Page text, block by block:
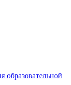
образовательной